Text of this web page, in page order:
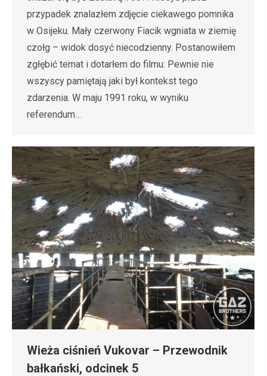
przypadek znalazłem zdjęcie ciekawego pomnika
w Osijeku. Mały czerwony Fiacik wgniata w ziemię
czołg – widok dosyć niecodzienny. Postanowiłem
zgłębić temat i dotarłem do filmu: Pewnie nie
wszyscy pamiętają jaki był kontekst tego
zdarzenia. W maju 1991 roku, w wyniku
referendum…
Wieża ciśnień Vukovar – Przewodnik
bałkański, odcinek 5